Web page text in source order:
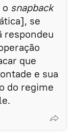
snapback
se
respondeu
que
e sua
do regime